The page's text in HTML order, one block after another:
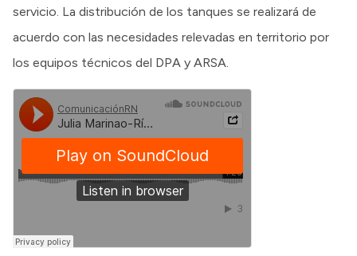
servicio. La distribución de los tanques se realizará de
acuerdo con las necesidades relevadas en territorio por
los equipos técnicos del DPA y ARSA.